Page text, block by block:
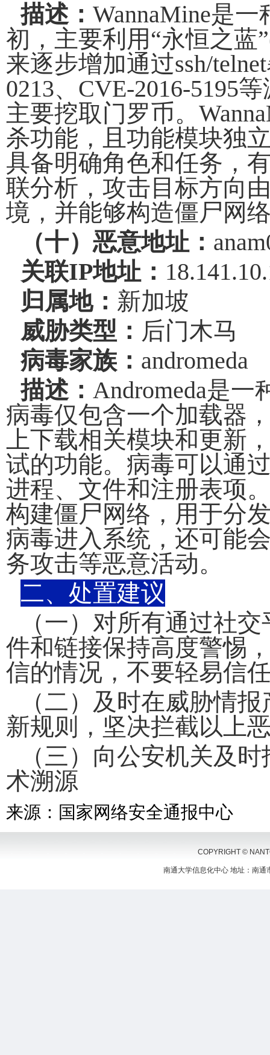
描述： WannaMine是一
初 ， 主要利用 “永恒之蓝
来逐步增加通过ssh/telnet
0213、 CVE-2016-5195等
主要挖取门罗币。
杀功能，且功能模块独
具备明确角色和任务，
联分析，攻击目标方向
境，并能够构造僵尸网
（十）恶意地址：
关联IP地址：
归属地： 新加坡
威胁类型： 后门木马
病毒家族： andromeda
描述： Andromeda是一
病毒仅包含一个加载器
上下载相关模块和更新
试的功能。病毒可以通
进程、文件和注册表项
构建僵尸网络，用于分
病毒进入系统，还可能
务攻击等恶意活动。
二、处置建议
（一）对所有通过社
件和链接保持高度警惕
信的情况，不要轻易信
（二）及时在威胁情
新规则，坚决拦截以上
（三）向公安机关及时
术溯源
来源：国家网络安全通报中心
COPYRIGHT ©
南通大学信息化中心 地址：南